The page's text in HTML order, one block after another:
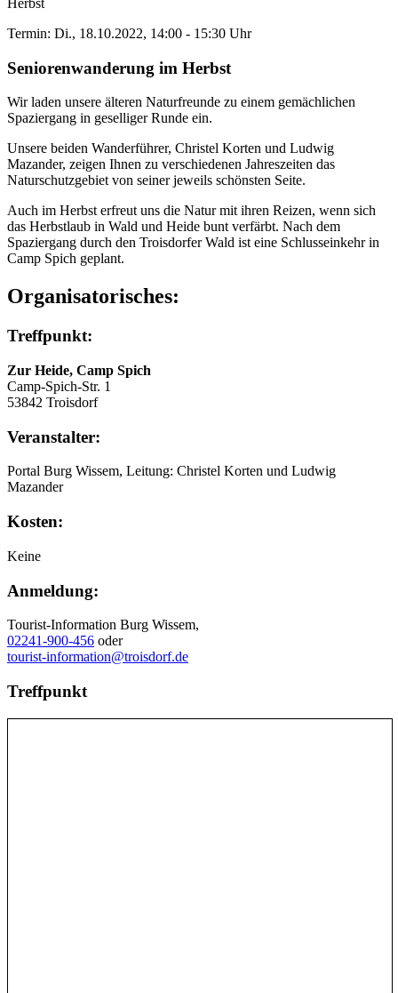
Herbst
Termin: Di., 18.10.2022, 14:00 - 15:30 Uhr
Seniorenwanderung im Herbst
Wir laden unsere älteren Naturfreunde zu einem gemächlichen
Spaziergang in geselliger Runde ein.
Unsere beiden Wanderführer, Christel Korten und Ludwig
Mazander, zeigen Ihnen zu verschiedenen Jahreszeiten das
Naturschutzgebiet von seiner jeweils schönsten Seite.
Auch im Herbst erfreut uns die Natur mit ihren Reizen, wenn sich
das Herbstlaub in Wald und Heide bunt verfärbt. Nach dem
Spaziergang durch den Troisdorfer Wald ist eine Schlusseinkehr in
Camp Spich geplant.
Organisatorisches:
Treffpunkt:
Zur Heide, Camp Spich
Camp-Spich-Str. 1
53842 Troisdorf
Veranstalter:
Portal Burg Wissem, Leitung: Christel Korten und Ludwig
Mazander
Kosten:
Keine
Anmeldung:
Tourist-Information Burg Wissem,
02241-900-456 oder
tourist-information@troisdorf.de
Treffpunkt